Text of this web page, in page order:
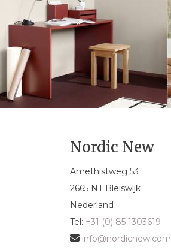
Nordic New
Amethistweg 53
2665 NT Bleiswijk
Nederland
Tel: +31 (0) 85 1303619
info@nordicnew.com